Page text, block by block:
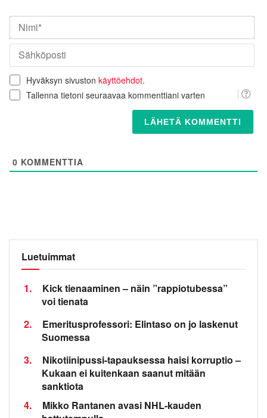
Hyväksyn sivuston käyttöehdot.
Tallenna tietoni seuraavaa kommenttiani varten
0 KOMMENTTIA
Luetuimmat
1.
Kick tienaaminen – näin ”rappiotubessa”
voi tienata
2.
Emeritusprofessori: Elintaso on jo laskenut
Suomessa
3.
Nikotiinipussi-tapauksessa haisi korruptio –
Kukaan ei kuitenkaan saanut mitään
sanktiota
4.
Mikko Rantanen avasi NHL-kauden